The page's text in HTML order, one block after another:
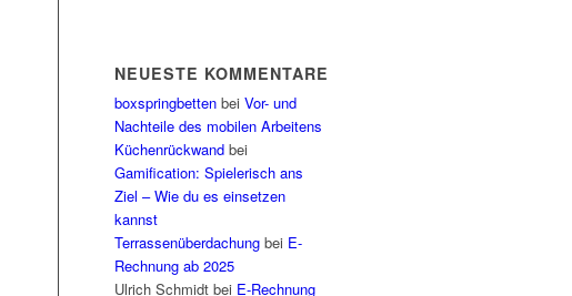
NEUESTE KOMMENTARE
boxspringbetten beiVor- und
Nachteile des mobilen Arbeitens
Küchenrückwand bei
Gamification: Spielerisch ans
Ziel – Wie du es einsetzen
kannst
Terrassenüberdachung bei E-
Rechnung ab 2025
Ulrich Schmidt bei E-Rechnung